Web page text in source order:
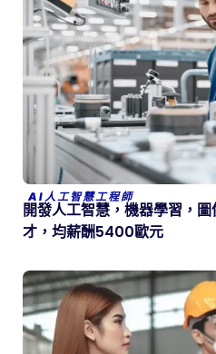
AI人工智慧工程師
開發人工智慧，機器學習，
才，均薪酬5400歐元